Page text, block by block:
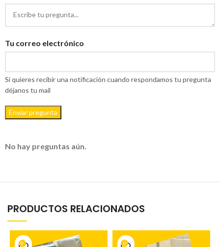
Tu correo electrónico
Si quieres recibir una notificación cuando respondamos tu pregunta
déjanos tu mail
Enviar pregunta
No hay preguntas aún.
PRODUCTOS RELACIONADOS
0 0